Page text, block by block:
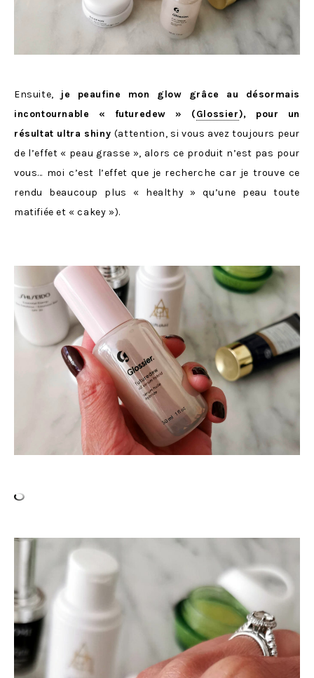
Ensuite,
je peaufine mon glow grâce au désormais
incontournable « futuredew » (Glossier), pour un
résultat ultra shiny (attention, si vous avez toujours peur
de l’effet « peau grasse », alors ce produit n’est pas pour
vous… moi c’est l’effet que je recherche car je trouve ce
rendu beaucoup plus « healthy » qu’une peau toute
matifiée et « cakey »).